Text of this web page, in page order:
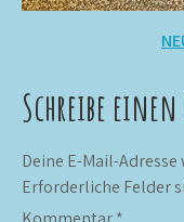
Schreibe
Deine E-Mail-
Erforderliche Felder